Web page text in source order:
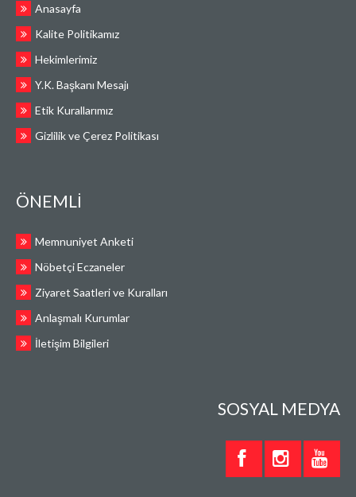
Anasayfa
Kalite Politikamız
Hekimlerimiz
Y.K. Başkanı Mesajı
Etik Kurallarımız
Gizlilik ve Çerez Politikası
ÖNEMLİ
Memnuniyet Anketi
Nöbetçi Eczaneler
Ziyaret Saatleri ve Kuralları
Anlaşmalı Kurumlar
İletişim Bilgileri
SOSYAL MEDYA